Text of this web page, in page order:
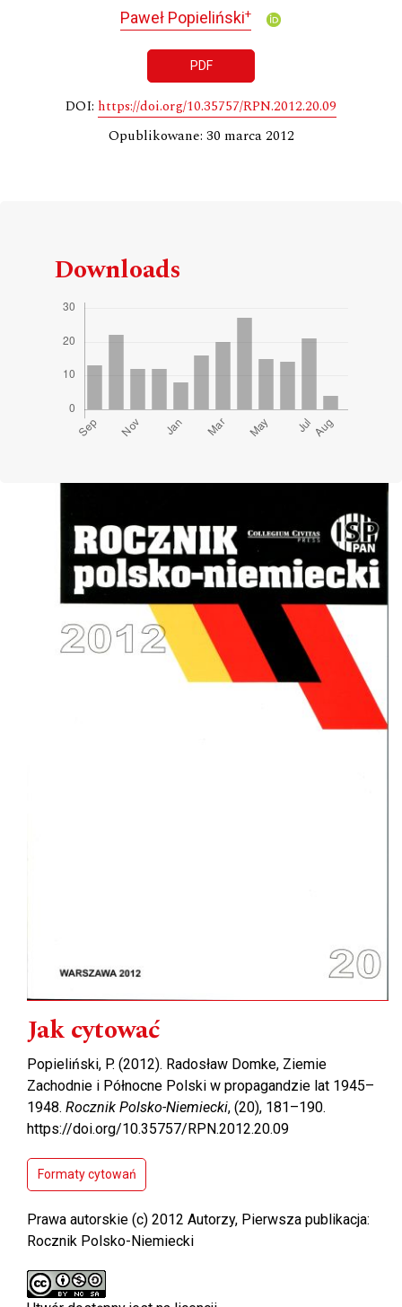
Paweł Popieliński+
PDF
DOI: https://doi.org/10.35757/RPN.2012.20.09
Opublikowane: 30 marca 2012
Downloads
Jak cytować
Popieliński, P. (2012). Radosław Domke, Ziemie
Zachodnie i Północne Polski w propagandzie lat 1945–
1948. Rocznik Polsko-Niemiecki, (20), 181–190.
https://doi.org/10.35757/RPN.2012.20.09
Formaty cytowań
Prawa autorskie (c) 2012 Autorzy, Pierwsza publikacja:
Rocznik Polsko-Niemiecki